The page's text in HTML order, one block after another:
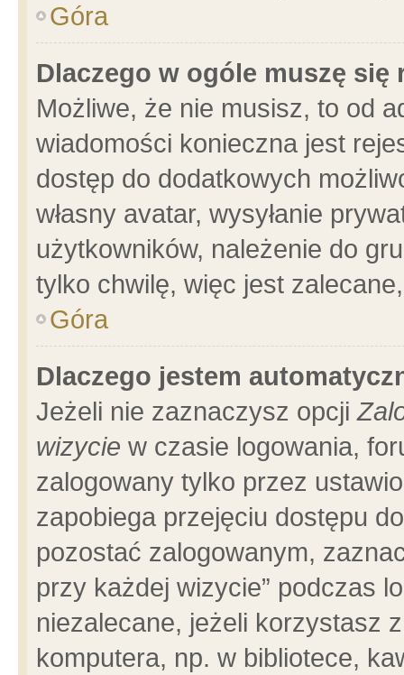
Góra
Dlaczego w ogóle muszę się
Możliwe, że nie musisz, to od
wiadomości konieczna jest
dostęp do dodatkowych
własny avatar, wysyłanie
użytkowników, należenie do
tylko chwilę, więc jest
Góra
Dlaczego jestem
Jeżeli nie zaznaczysz opcji
wizycie w czasie logowania,
zalogowany tylko przez
zapobiega przejęciu dostępu
pozostać zalogowanym,
przy każdej wizycie” podczas
niezalecane, jeżeli korzystasz
komputera, np. w bibliotece,